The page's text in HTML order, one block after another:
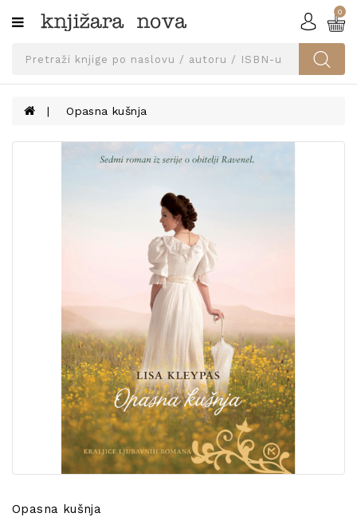
Kategorije
SVEUČILIŠNA
UDŽBENICI
KNJIGE
POSEBNA
PONUDA
0
Opasna kušnja
Opasna kušnja